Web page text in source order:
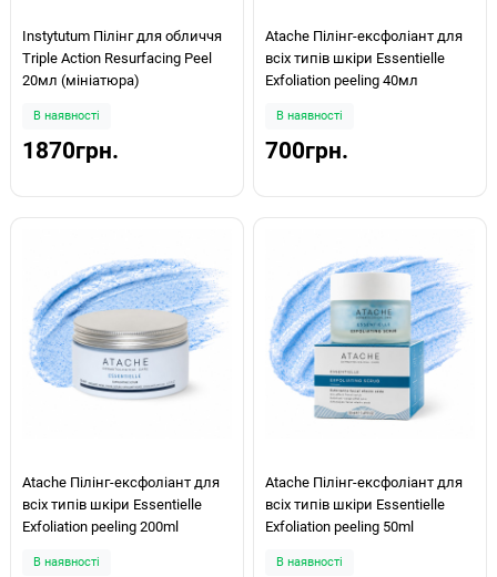
Instytutum Пілінг для обличчя
Triple Action Resurfacing Peel
20мл (мініатюра)
В наявності
1870грн.
Atache Пілінг-ексфоліант для
всіх типів шкіри Essentielle
Exfoliation peeling 40мл
В наявності
700грн.
Atache Пілінг-ексфоліант для
всіх типів шкіри Essentielle
Exfoliation peeling 200ml
В наявності
Atache Пілінг-ексфоліант для
всіх типів шкіри Essentielle
Exfoliation peeling 50ml
В наявності